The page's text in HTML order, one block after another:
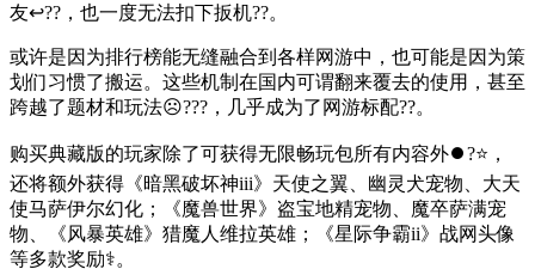
友↩??，也一度无法扣下扳机??。
或许是因为排行榜能无缝融合到各样网游中，也可能是因为策
划们习惯了搬运。这些机制在国内可谓翻来覆去的使用，甚至
跨越了题材和玩法☹???，几乎成为了网游标配??。
购买典藏版的玩家除了可获得无限畅玩包所有内容外⏺?⭐，
还将额外获得《暗黑破坏神iii》天使之翼、幽灵犬宠物、大天
使马萨伊尔幻化；《魔兽世界》盗宝地精宠物、魔卒萨满宠
物、《风暴英雄》猎魔人维拉英雄；《星际争霸ii》战网头像
等多款奖励⚕。